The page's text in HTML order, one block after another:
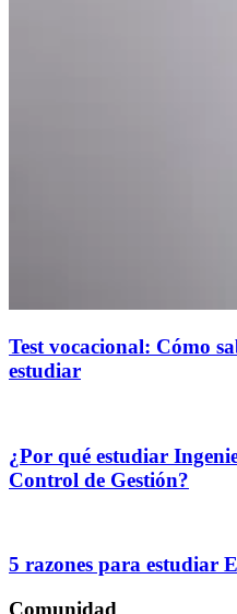
Test vocacional: Cómo
estudiar
¿Por qué estudiar
Control de Gestión?
5 razones para estudiar
Comunidad